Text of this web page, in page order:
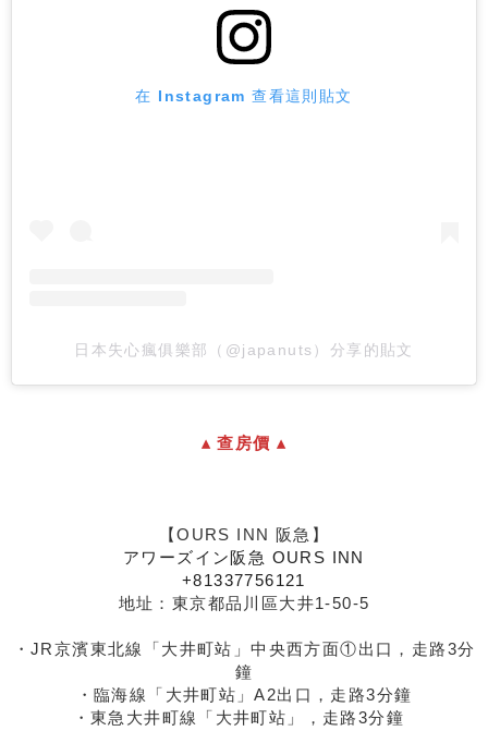
在 Instagram 查看這則貼文
日本失心瘋俱樂部（@japanuts）分享的貼文
▴ 查房價 ▴
【OURS INN 阪急】
アワーズイン阪急 OURS INN
+81337756121
地址：東京都品川區大井1-50-5
・JR京濱東北線「大井町站」中央西方面①出口，走路3分
鐘
・臨海線「大井町站」A2出口，走路3分鐘
・東急大井町線「大井町站」，走路3分鐘